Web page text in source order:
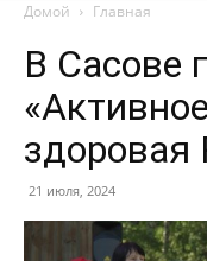
Домой Главная
В Сасове
здоровая
21 июля, 2024